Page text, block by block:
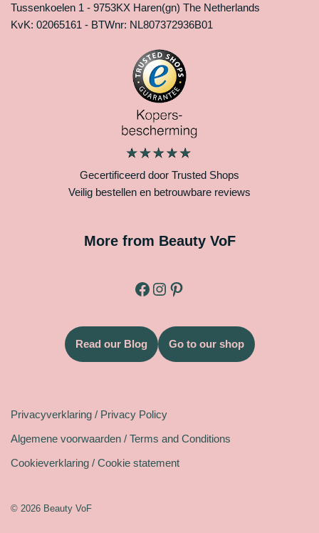
Tussenkoelen 1 - 9753KX Haren(gn) The Netherlands
KvK: 02065161 - BTWnr: NL807372936B01
Gecertificeerd door Trusted Shops
Veilig bestellen en betrouwbare reviews
More from Beauty VoF
Read our Blog Go to our shop
Privacyverklaring / Privacy Policy
Algemene voorwaarden / Terms and Conditions
Cookieverklaring / Cookie statement
© 2026 Beauty VoF